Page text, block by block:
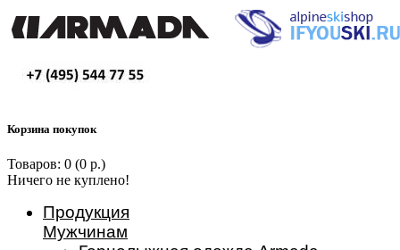
Корзина покупок
Товаров: 0 (0 р.)
Ничего не куплено!
Продукция
Мужчинам